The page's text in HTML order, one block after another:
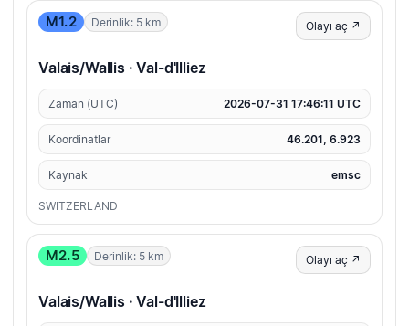
M1.2 Derinlik: 5 km Olayı aç ↗
Valais/Wallis · Val-d'Illiez
Zaman (UTC) 2026-07-31 17:46:11 UTC
Koordinatlar 46.201, 6.923
Kaynak emsc
SWITZERLAND
M2.5 Derinlik: 5 km Olayı aç ↗
Valais/Wallis · Val-d'Illiez